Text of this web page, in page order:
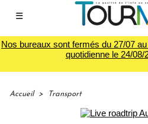
☰
Nos bureaux sont fermés du 27/07
quotidienne le 24/08/
Accueil > Transport